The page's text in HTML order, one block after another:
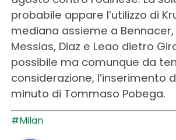
probabile appare l’utilizzo di
mediana assieme a
Messias, Diaz e Leao dietro
possibile ma comunque da
considerazione, l’inserimento
minuto di Tommaso Pobega.
#Milan